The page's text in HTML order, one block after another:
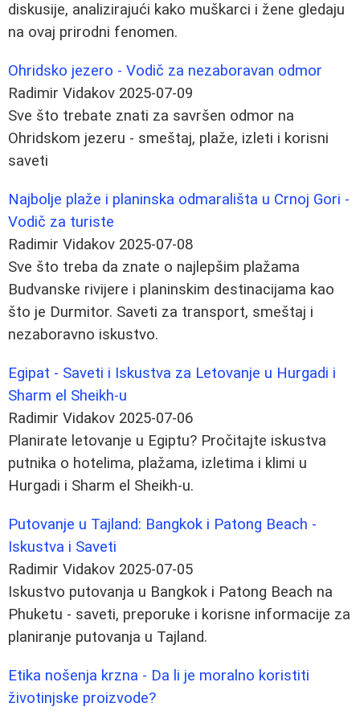
diskusije, analizirajući kako muškarci i žene gledaju
na ovaj prirodni fenomen.
Ohridsko jezero - Vodič za nezaboravan odmor
Radimir Vidakov 2025-07-09
Sve što trebate znati za savršen odmor na
Ohridskom jezeru - smeštaj, plaže, izleti i korisni
saveti
Najbolje plaže i planinska odmarališta u Crnoj Gori -
Vodič za turiste
Radimir Vidakov 2025-07-08
Sve što treba da znate o najlepšim plažama
Budvanske rivijere i planinskim destinacijama kao
što je Durmitor. Saveti za transport, smeštaj i
nezaboravno iskustvo.
Egipat - Saveti i Iskustva za Letovanje u Hurgadi i
Sharm el Sheikh-u
Radimir Vidakov 2025-07-06
Planirate letovanje u Egiptu? Pročitajte iskustva
putnika o hotelima, plažama, izletima i klimi u
Hurgadi i Sharm el Sheikh-u.
Putovanje u Tajland: Bangkok i Patong Beach -
Iskustva i Saveti
Radimir Vidakov 2025-07-05
Iskustvo putovanja u Bangkok i Patong Beach na
Phuketu - saveti, preporuke i korisne informacije za
planiranje putovanja u Tajland.
Etika nošenja krzna - Da li je moralno koristiti
životinjske proizvode?